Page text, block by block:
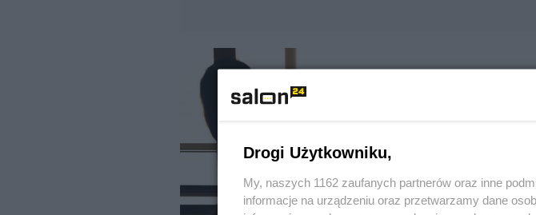
Drogi Użytkowniku,
My, naszych 1162 zaufanych partnerów oraz inne
informacje na urządzeniu oraz przetwarzamy dane